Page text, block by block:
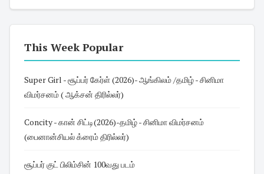
This Week Popular
Super Girl - சூப்பர் கேர்ள் (2026)- ஆங்கிலம் /தமிழ் - சினிமா
விமர்சனம் ( ஆக்சன் திரில்லர்)
Concity - கான் சிட்டி(2026)-தமிழ் - சினிமா விமர்சனம்
(பைனான்சியல் க்ரைம் திரில்லர்)
சூப்பர் குட் பிலிம்சின் 100வது படம்